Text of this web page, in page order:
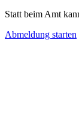
Statt beim Amt
Abmeldung starten